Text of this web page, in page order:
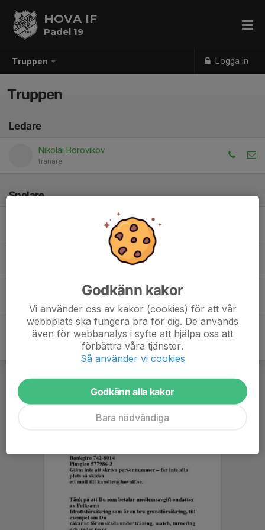
Truppen Logga in
HOVA IF
Padel 19
Truppen
Ledare
Nikolai Borovikov
tränare
Spelare
Vlad TimoshukGodkänn kakor
Vi använder oss av kakor (cookies) för att vår
webbplats ska fungera bra för dig. De används
även för webbanalys i syfte att hjälpa oss att
förbättra våra tjänster.
Så använder vi cookies
Godkänn alla kakor
Bara nödvändiga